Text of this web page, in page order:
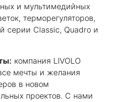
и мультимедийных
терморегуляторов,
серии Classic, Quadro и
компания LIVOLO
мечты и желания
в новом
проектов. С нами